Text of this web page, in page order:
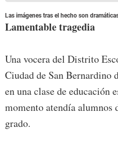
Las imágenes tras el hecho son
Lamentable tragedia
Una vocera del Distrito
Ciudad de San
en una clase de educación
momento atendía alumnos
grado.